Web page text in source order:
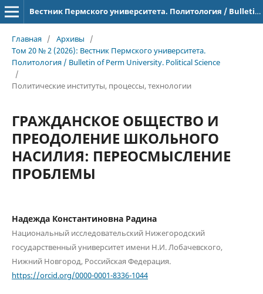
Вестник Пермского университета. Политология / Bulletin of Perm University. Political Science
Главная / Архивы
/
Том 20 № 2 (2026): Вестник Пермского университета.
Политология / Bulletin of Perm University. Political Science
/
Политические институты, процессы, технологии
ГРАЖДАНСКОЕ ОБЩЕСТВО И
ПРЕОДОЛЕНИЕ ШКОЛЬНОГО
НАСИЛИЯ: ПЕРЕОСМЫСЛЕНИЕ
ПРОБЛЕМЫ
Надежда Константиновна Радина
Национальный исследовательский Нижегородский
государственный университет имени Н.И. Лобачевского,
Нижний Новгород, Российская Федерация.
https://orcid.org/0000-0001-8336-1044